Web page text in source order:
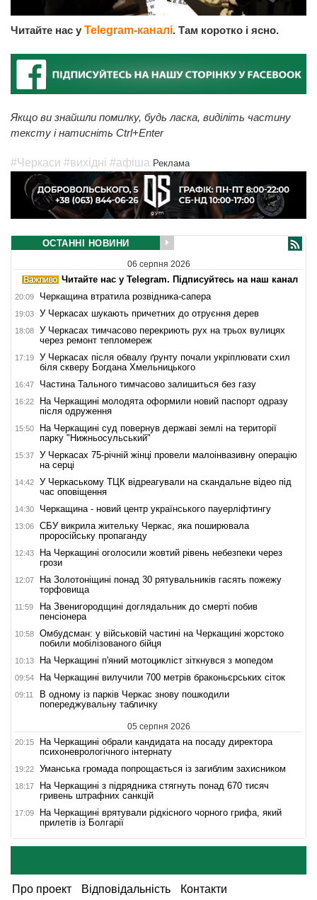
Читайте нас у Telegram-каналі. Там коротко і ясно.
Якщо ви знайшли помилку, будь ласка, виділіть частину
тексту і натисніть Ctrl+Enter
#Черкаси #вихідні #афіша Реклама
ОСТАННІ НОВИНИ
06 серпня 2026
Читайте нас у Telegram. Підписуйтесь на наш канал
20:09 Черкащина втратила розвідника-сапера
19:03 У Черкасах шукають причетних до отруєння дерев
18:08
У Черкасах тимчасово перекриють рух на трьох вулицях
через ремонт тепломереж
17:19
У Черкасах після обвалу ґрунту почали укріплювати схил
біля скверу Богдана Хмельницького
16:47 Частина Тального тимчасово залишиться без газу
16:22
На Черкащині молодята оформили новий паспорт одразу
після одруження
15:50
На Черкащині суд повернув державі землі на території
парку "Нижньосульський"
15:37
У Черкасах 75-річній жінці провели малоінвазивну операцію
на серці
14:42
У Черкаському ТЦК відреагували на скандальне відео під
час оповіщення
14:30 Черкащина - новий центр українського пауерліфтингу
13:06
СБУ викрила жительку Черкас, яка поширювала
проросійську пропаганду
12:43
На Черкащині оголосили жовтий рівень небезпеки через
грози
12:07
На Золотоніщині понад 30 рятувальників гасять пожежу
торфовища
11:59
На Звенигородщині доглядальник до смерті побив
пенсіонера
10:58
Омбудсман: у військовій частині на Черкащині жорстоко
побили мобілізованого бійця
10:13 На Черкащині п'яний мотоцикліст зіткнувся з мопедом
09:54 На Черкащині вилучили 700 метрів браконьєрських сіток
09:11
В одному із парків Черкас знову пошкодили
попереджувальну табличку
05 серпня 2026
20:15
На Черкащині обрали кандидата на посаду директора
психоневрологічного інтернату
19:22 Уманська громада попрощається із загиблим захисником
18:17
На Черкащині з підрядника стягнуть понад 670 тисяч
гривень штрафних санкцій
17:09
На Черкащині врятували рідкісного чорного грифа, який
прилетів із Болгарії
Про проект Відповідальність Контакти